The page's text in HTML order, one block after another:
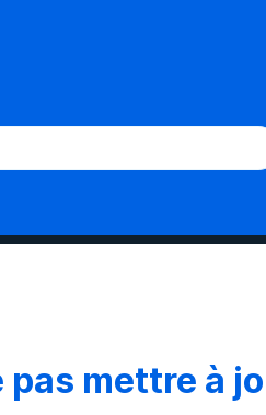
mettre à